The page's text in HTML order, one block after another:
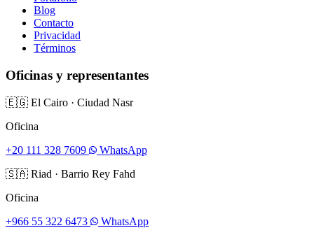
Blog
Contacto
Privacidad
Términos
Oficinas y representantes
🇪🇬 El Cairo · Ciudad Nasr
Oficina
+20 111 328 7609
WhatsApp
🇸🇦 Riad · Barrio Rey Fahd
Oficina
+966 55 322 6473
WhatsApp